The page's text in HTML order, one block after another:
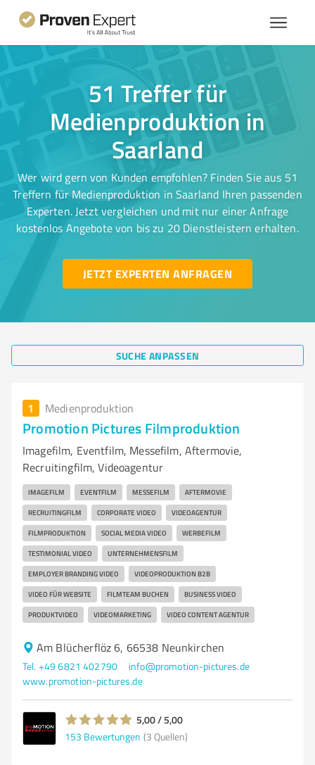
51 Treffer für
Medienproduktion in
Saarland
Wer wird gern von Kunden empfohlen? Finden Sie aus 51
Treffern für Medienproduktion in Saarland Ihren passenden
Experten. Jetzt vergleichen und mit nur einer Anfrage
kostenlos Angebote von bis zu 20 Dienstleistern erhalten.
JETZT EXPERTEN ANFRAGEN
SUCHE ANPASSEN
1 Medienproduktion
Promotion Pictures Filmproduktion
Imagefilm, Eventfilm, Messefilm, Aftermovie,
Recruitingfilm, Videoagentur
IMAGEFILM EVENTFILM MESSEFILM AFTERMOVIE
RECRUITINGFILM CORPORATE VIDEO VIDEOAGENTUR
FILMPRODUKTION SOCIAL MEDIA VIDEO WERBEFILM
TESTIMONIAL VIDEO UNTERNEHMENSFILM
EMPLOYER BRANDING VIDEO VIDEOPRODUKTION B2B
VIDEO FÜR WEBSITE FILMTEAM BUCHEN BUSINESS VIDEO
PRODUKTVIDEO VIDEOMARKETING VIDEO CONTENT AGENTUR
Am Blücherflöz 6, 66538 Neunkirchen
Tel. +49 6821 402790
info@promotion-pictures.de
www.promotion-pictures.de
5,00 / 5,00
153 Bewertungen (3 Quellen)